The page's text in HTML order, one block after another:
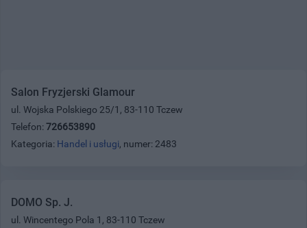
Salon Fryzjerski Glamour
ul. Wojska Polskiego 25/1, 83-110 Tczew
Telefon: 726653890
Kategoria: Handel i usługi, numer: 2483
DOMO Sp. J.
ul. Wincentego Pola 1, 83-110 Tczew